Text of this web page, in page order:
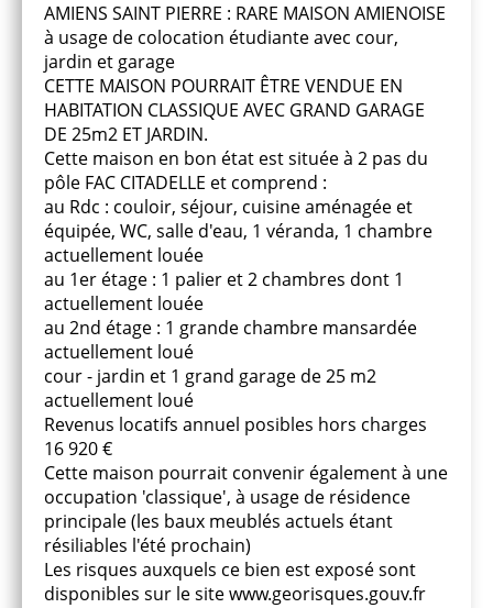
AMIENS SAINT PIERRE : RARE MAISON AMIENOISE
à usage de colocation étudiante avec cour,
jardin et garage
CETTE MAISON POURRAIT ÊTRE VENDUE EN
HABITATION CLASSIQUE AVEC GRAND GARAGE
DE 25m2 ET JARDIN.
Cette maison en bon état est située à 2 pas du
pôle FAC CITADELLE et comprend :
au Rdc : couloir, séjour, cuisine aménagée et
équipée, WC, salle d'eau, 1 véranda, 1 chambre
actuellement louée
au 1er étage : 1 palier et 2 chambres dont 1
actuellement louée
au 2nd étage : 1 grande chambre mansardée
actuellement loué
cour - jardin et 1 grand garage de 25 m2
actuellement loué
Revenus locatifs annuel posibles hors charges
16 920 €
Cette maison pourrait convenir également à une
occupation 'classique', à usage de résidence
principale (les baux meublés actuels étant
résiliables l'été prochain)
Les risques auxquels ce bien est exposé sont
disponibles sur le site www.georisques.gouv.fr